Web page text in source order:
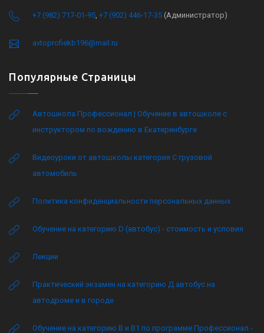
+7 (982) 717-01-95 +7 (902) 446-17-35 (Администратор)
avtoprofiekb196@mail.ru
Популярные Страницы
Автошкола Профессионал | Обучение в автошколе с
инструктором по вождению в Екатеринбурге
Видеоуроки от автошколы категория C грузовой
автомобиль
Политика конфиденциальности персональных данных
Обучение на категорию D (автобус) - стоимость и условия
Лекции
Практический экзамен на категорию Д автобус на
автодроме и в городе
Обучение на категорию B и B1 по программе Профессионал -